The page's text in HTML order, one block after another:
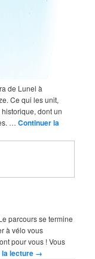
de Lunel à
Ce qui les unit,
dont un
…Continuer la
parcours se termine
à vélo vous
pour vous ! Vous
lecture →